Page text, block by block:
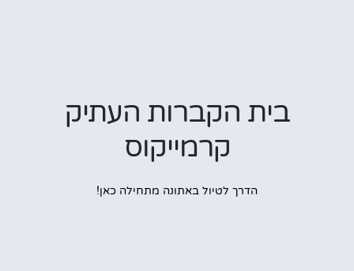
בית הקברות העתיק
קרמייקוס
הדרך לטיול באתונה מתחילה כאן!